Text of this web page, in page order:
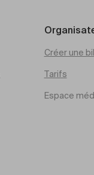
Créer une
Tarifs
Espace